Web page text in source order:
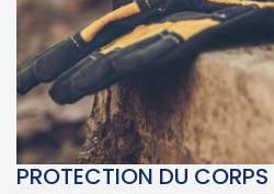
PROTECTION DU CORPS